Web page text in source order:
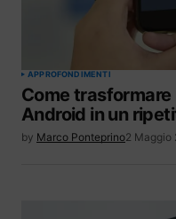
APPROFONDIMENTI
Come
Android in un
by Marco Ponteprino2 Maggio